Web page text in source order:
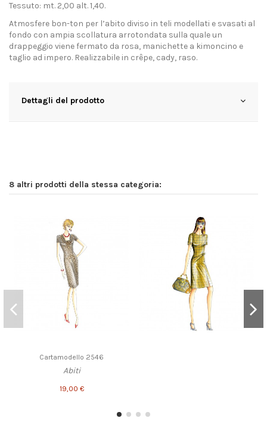
Tessuto: mt. 2,00 alt. 1,40.
Atmosfere bon-ton per l’abito diviso in teli modellati e svasati al
fondo con ampia scollatura arrotondata sulla quale un
drappeggio viene fermato da rosa, manichette a kimoncino e
taglio ad impero. Realizzabile in crêpe, cady, raso.
Dettagli del prodotto
8 altri prodotti della stessa categoria:
Cartamodello 2546
Abiti
19,00 €